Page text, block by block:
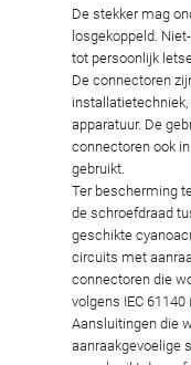
De stekker mag
losgekoppeld.
tot persoonlijk
De connectoren
apparatuur. De
connectoren ook
gebruikt.
Ter bescherming
de schroefdraad
geschikte
circuits met
connectoren die
volgens IEC 61140
Aansluitingen die
aanraakgevoelige